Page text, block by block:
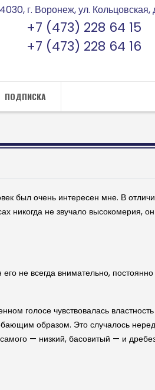
г. Воронеж, ул. Кольцовская,
+7 (473) 228 64 15
+7 (473) 228 64 16
ПОДПИСКА
был очень интересен мне. В
никогда не звучало высокомерия,
не всегда внимательно,
голосе чувствовалась
образом. Это случалось
— низкий, басовитый — и